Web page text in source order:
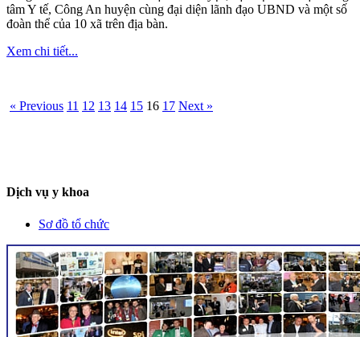
tâm Y tế, Công An huyện cùng đại diện lãnh đạo UBND và một số
đoàn thể của 10 xã trên địa bàn.
Xem chi tiết...
« Previous 11 12 13 14 15 16 17 Next »
Dịch vụ y khoa
Sơ đồ tổ chức